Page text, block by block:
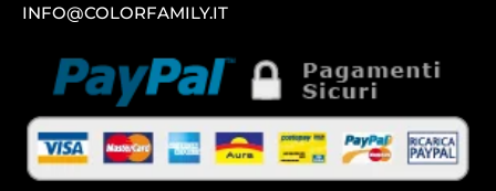
INFO@COLORFAMILY.IT